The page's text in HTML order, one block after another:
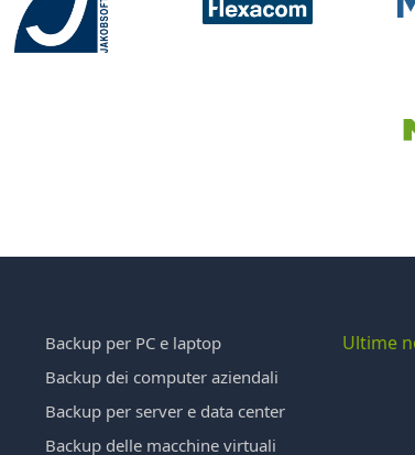
Backup per PC e laptop
Backup dei computer aziendali
Backup per server e data center
Backup delle macchine virtuali
Ultime